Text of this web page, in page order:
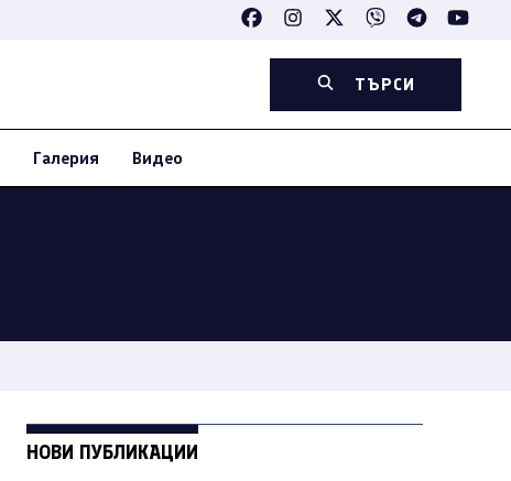
ТЪРСИ
Галерия Видео
НОВИ ПУБЛИКАЦИИ